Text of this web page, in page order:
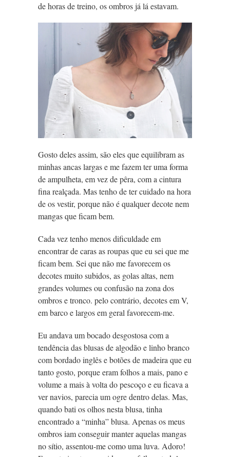
de horas de treino, os ombros já lá estavam.
Gosto deles assim, são eles que equilibram as
minhasancas largas e me fazem ter uma forma
de ampulheta, em vez de pêra, com a cintura
fina realçada. Mas tenho de ter cuidado na hora
de os vestir, porque não é qualquer decote nem
mangas que ficam bem.
Cada vez tenho menos dificuldade em
encontrar de caras as roupas que eu sei que me
ficam bem. Sei que não me favorecem os
decotes muito subidos, as golas altas, nem
grandes volumes ou confusão na zona dos
ombros e tronco. pelo contrário, decotes em V,
em barco e largos em geral favorecem-me.
Eu andava um bocado desgostosa com a
tendência das blusas de algodão e linho branco
com bordado inglês e botões de madeira que eu
tanto gosto, porque eram folhos a mais, pano e
volume a mais à volta do pescoço e eu ficava a
ver navios, parecia um ogre dentro delas. Mas,
quando bati os olhos nesta blusa, tinha
encontrado a “minha” blusa. Apenas os meus
ombros iam conseguir manter aquelas mangas
no sítio, assentou-me como uma luva. Adoro!